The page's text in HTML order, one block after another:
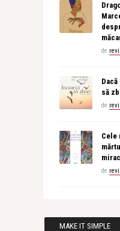
de
să
de
Cele
de
MAKE IT SIMPLE